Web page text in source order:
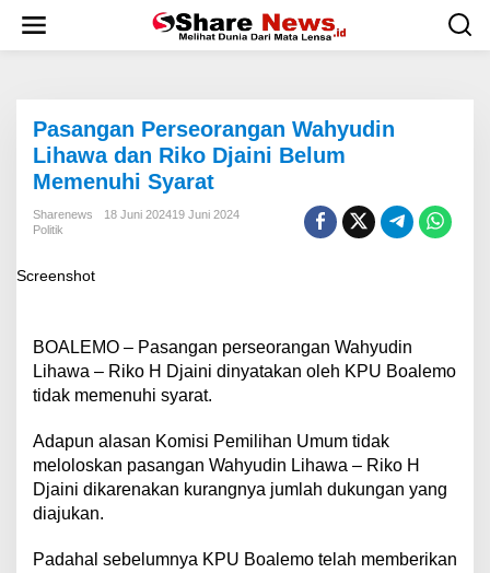
w
Pasangan Perseorangan Wahyudin
Lihawa dan Riko Djaini Belum
Memenuhi Syarat
Sharenews 18 Juni 202419 Juni 2024
Politik
Screenshot
BOALEMO – Pasangan perseorangan Wahyudin
Lihawa – Riko H Djaini dinyatakan oleh KPU Boalemo
tidak memenuhi syarat.
Adapun alasan Komisi Pemilihan Umum tidak
meloloskan pasangan Wahyudin Lihawa – Riko H
Djaini dikarenakan kurangnya jumlah dukungan yang
diajukan.
Padahal sebelumnya KPU Boalemo telah memberikan